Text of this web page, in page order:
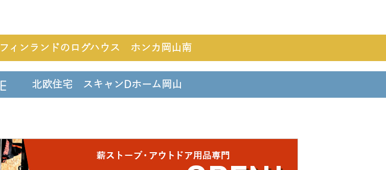
フィンランドのログハウス ホンカ岡山南
北欧住宅 スキャンDホーム岡山